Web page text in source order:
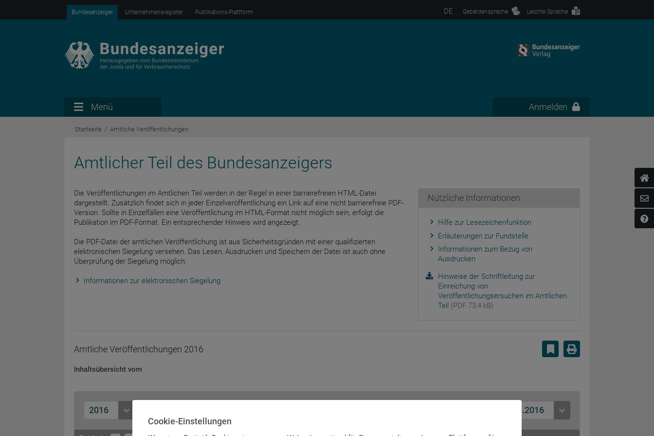
Bundesanzeiger Unternehmensregister Publikations-Plattform DE Gebärdensprache Leichte Sprache
Menü Anmelden
Startseite Amtliche Veröffentlichungen
Amtlicher Teil des Bundesanzeigers
Die Veröffentlichungen im Amtlichen Teil werden in der Regel in einer barrierefreien HTML-Datei
dargestellt. Zusätzlich findet sich in jeder Einzelveröffentlichung ein Link auf eine nicht barrierefreie PDF-
Version. Sollte in Einzelfällen eine Veröffentlichung im HTML-Format nicht möglich sein, erfolgt die
Publikation im PDF-Format. Ein entsprechender Hinweis wird angezeigt.
Die PDF-Datei der amtlichen Veröffentlichung ist aus Sicherheitsgründen mit einer qualifizierten
elektronischen Siegelung versehen. Das Lesen, Ausdrucken und Speichern der Datei ist auch ohne
Überprüfung der Siegelung möglich.
Informationen zur elektronischen Siegelung
Nützliche Informationen
Hilfe zur Lesezeichenfunktion
Erläuterungen zur Fundstelle
Informationen zum Bezug von
Ausdrucken
Hinweise der Schriftleitung zur
Einreichung von
Veröffentlichungsersuchen im Amtlichen
Teil (PDF 73,4 kB)
Amtliche Veröffentlichungen 2016
Inhaltsübersicht vom
Lesezeichen setzen
Drucken
2016 02.06.2016
Cookie-Einstellungen